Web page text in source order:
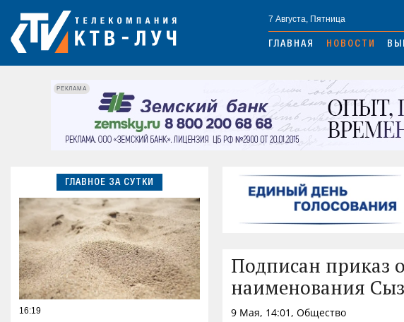
7 Августа, Пятница
ГЛАВНАЯ НОВОСТИ
РЕКЛАМА
ГЛАВНОЕ ЗА СУТКИ
16:19
Подписан приказ
наименования
9 Мая, 14:01, Общество